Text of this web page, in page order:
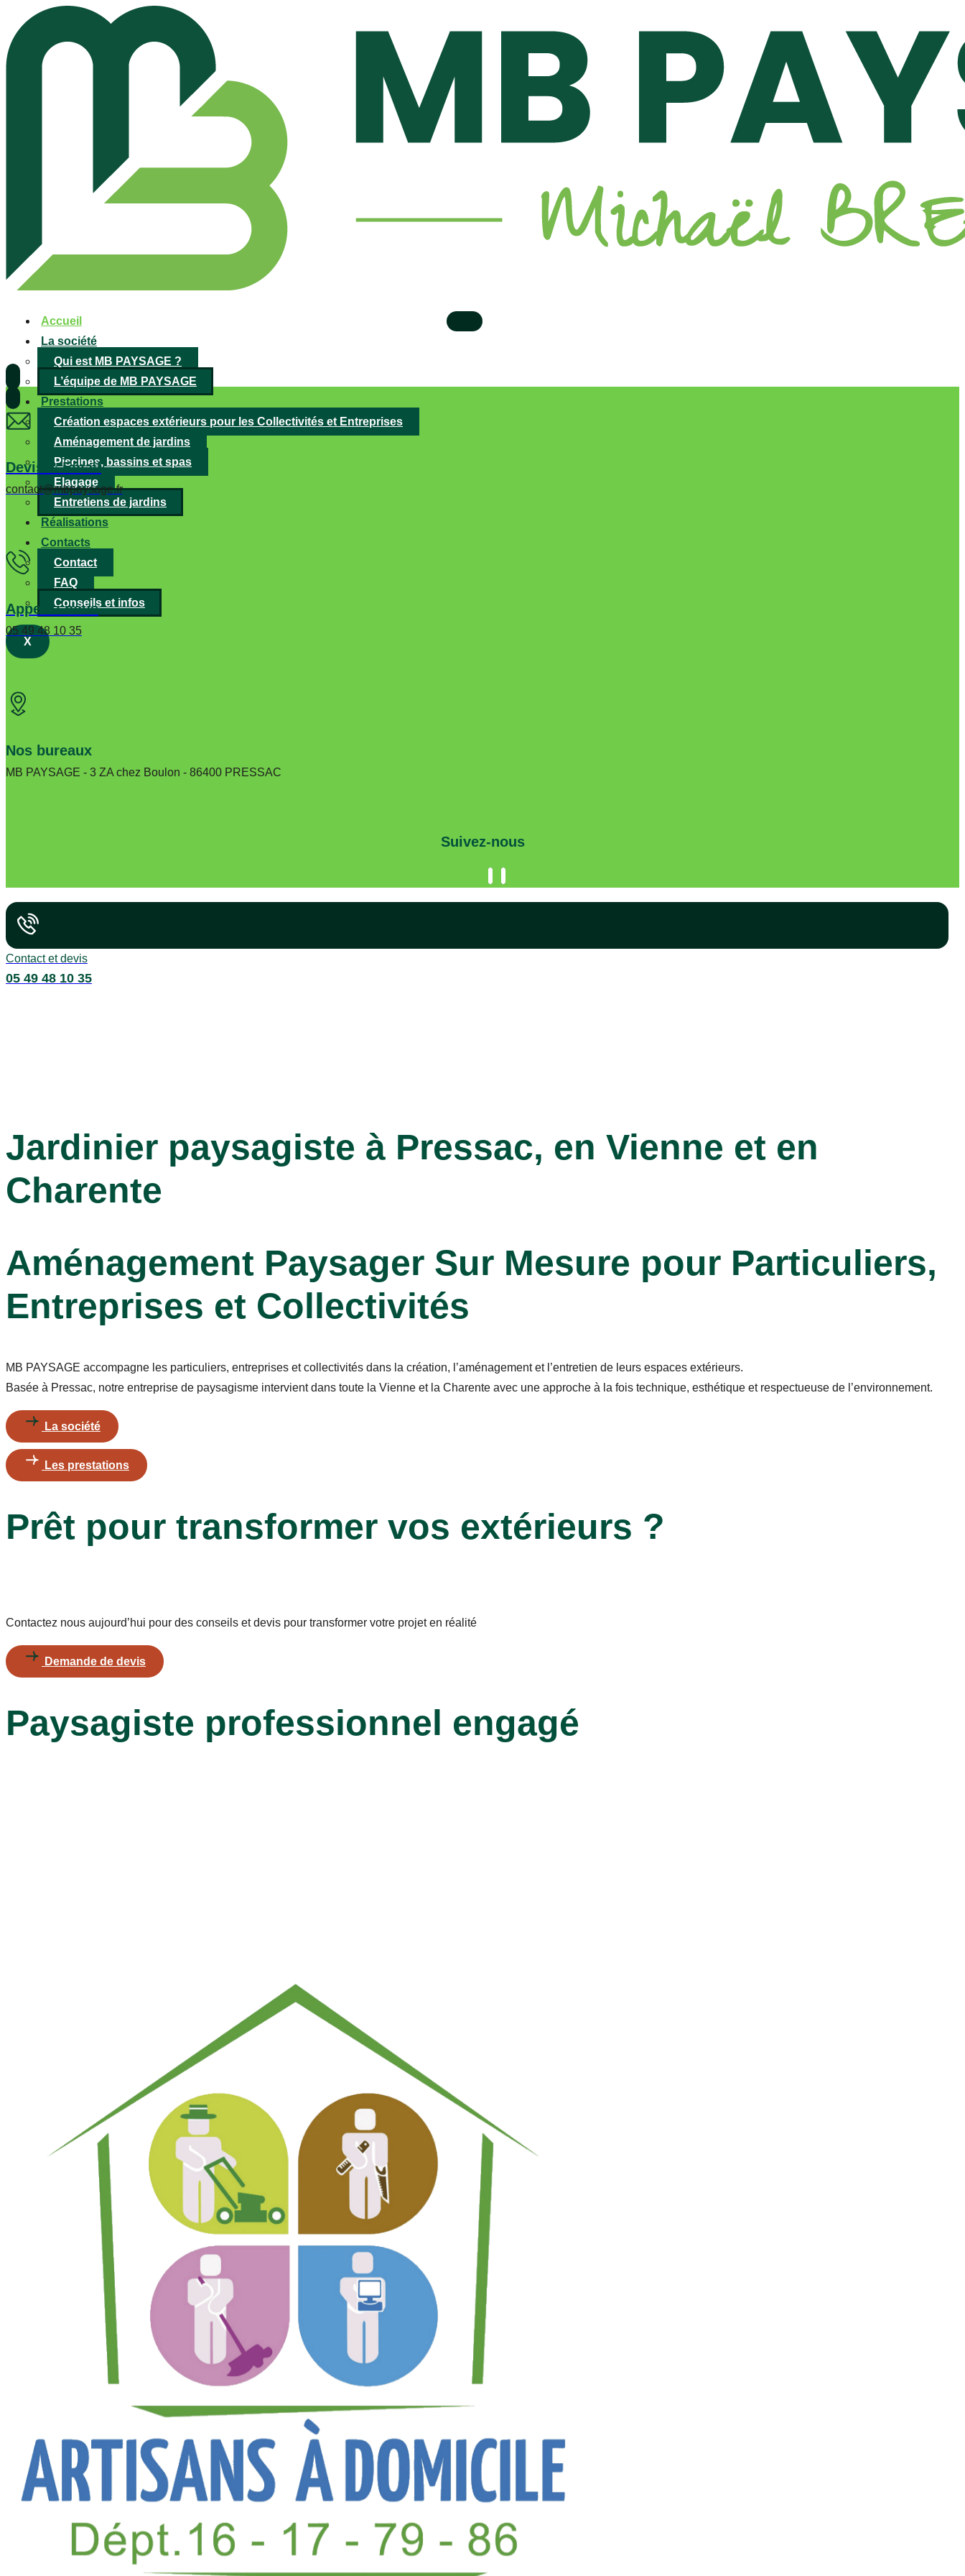
Accueil
La société
Qui est MB PAYSAGE ?
L’équipe de MB PAYSAGE
Prestations
Création espaces extérieurs pour les Collectivités et Entreprises
Aménagement de jardins
Piscines, bassins et spas
Elagage
Entretiens de jardins
Réalisations
Contacts
Contact
FAQ
Conseils et infos
X
Devis & Email
contact@mbpaysage.fr
Appelez nous
05 49 48 10 35
Nos bureaux
MB PAYSAGE - 3 ZA chez Boulon - 86400 PRESSAC
Suivez-nous
Contact et devis
05 49 48 10 35
Jardinier paysagiste à Pressac, en Vienne et en
Charente
Aménagement Paysager Sur Mesure pour Particuliers,
Entreprises et Collectivités
MB PAYSAGE accompagne les particuliers, entreprises et collectivités dans la création, l’aménagement et l’entretien de leurs espaces extérieurs.
Basée à Pressac, notre entreprise de paysagisme intervient dans toute la Vienne et la Charente avec une approche à la fois technique, esthétique et respectueuse de l’environnement.
La société
Les prestations
Prêt pour transformer vos extérieurs ?
Contactez nous aujourd’hui pour des conseils et devis pour transformer votre projet en réalité
Demande de devis
Paysagiste professionnel engagé